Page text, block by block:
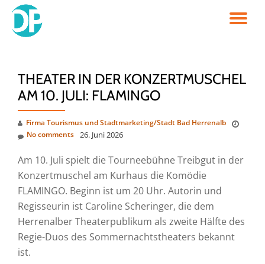
Skip
THEATER IN DER KONZERTMUSCHEL
AM 10. JULI: FLAMINGO
Firma Tourismus und Stadtmarketing/Stadt Bad Herrenalb
26. Juni 2026
No comments
Am 10. Juli spielt die Tourneebühne Treibgut in der
Konzertmuschel am Kurhaus die Komödie
FLAMINGO. Beginn ist um 20 Uhr. Autorin und
Regisseurin ist Caroline Scheringer, die dem
Herrenalber Theaterpublikum als zweite Hälfte des
Regie-Duos des Sommernachtstheaters bekannt
ist.